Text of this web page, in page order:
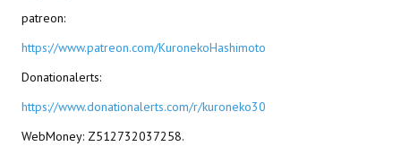
patreon:
https://www.patreon.com/KuronekoHashimoto
Donationalerts:
https://www.donationalerts.com/r/kuroneko30
WebMoney: Z512732037258.